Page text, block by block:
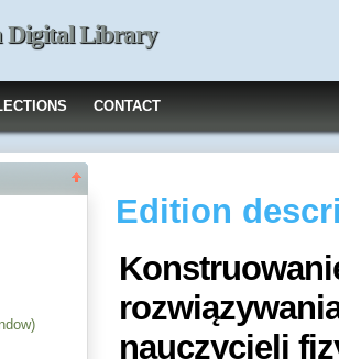
Digital Library
CONTACT
Edition
nauczycieli